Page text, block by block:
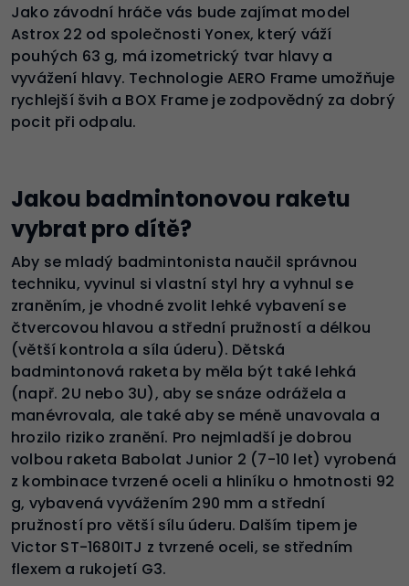
Jako závodní hráče vás bude zajímat model
Astrox 22 od společnosti Yonex, který váží
pouhých 63 g, má izometrický tvar hlavy a
vyvážení hlavy. Technologie AERO Frame umožňuje
rychlejší švih a BOX Frame je zodpovědný za dobrý
pocit při odpalu.
Jakou badmintonovou raketu
vybrat pro dítě?
Aby se mladý badmintonista naučil správnou
techniku, vyvinul si vlastní styl hry a vyhnul se
zraněním, je vhodné zvolit lehké vybavení se
čtvercovou hlavou a střední pružností a délkou
(větší kontrola a síla úderu). Dětská
badmintonová raketa by měla být také lehká
(např. 2U nebo 3U), aby se snáze odrážela a
manévrovala, ale také aby se méně unavovala a
hrozilo riziko zranění. Pro nejmladší je dobrou
volbou raketa Babolat Junior 2 (7-10 let) vyrobená
z kombinace tvrzené oceli a hliníku o hmotnosti 92
g, vybavená vyvážením 290 mm a střední
pružností pro větší sílu úderu. Dalším tipem je
Victor ST-1680ITJ z tvrzené oceli, se středním
flexem a rukojetí G3.